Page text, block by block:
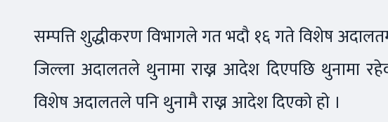
सम्पत्ति शुद्धीकरण विभागले गत भदौ १६ गते विशेष
जिल्ला अदालतले थुनामा राख्न आदेश दिएपछि थुनामा
विशेष अदालतले पनि थुनामै राख्न आदेश दिएको हो ।